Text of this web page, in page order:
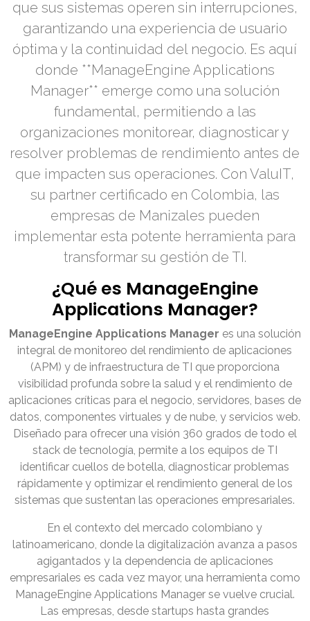
que sus sistemas operen sin interrupciones,
garantizando una experiencia de usuario
óptima y la continuidad del negocio. Es aquí
donde **ManageEngine Applications
Manager** emerge como una solución
fundamental, permitiendo a las
organizaciones monitorear, diagnosticar y
resolver problemas de rendimiento antes de
que impacten sus operaciones. Con ValuIT,
su partner certificado en Colombia, las
empresas de Manizales pueden
implementar esta potente herramienta para
transformar su gestión de TI.
¿Qué es ManageEngine
Applications Manager?
ManageEngine Applications Manager es una solución
integral de monitoreo del rendimiento de aplicaciones
(APM) y de infraestructura de TI que proporciona
visibilidad profunda sobre la salud y el rendimiento de
aplicaciones críticas para el negocio, servidores, bases de
datos, componentes virtuales y de nube, y servicios web.
Diseñado para ofrecer una visión 360 grados de todo el
stack de tecnología, permite a los equipos de TI
identificar cuellos de botella, diagnosticar problemas
rápidamente y optimizar el rendimiento general de los
sistemas que sustentan las operaciones empresariales.
En el contexto del mercado colombiano y
latinoamericano, donde la digitalización avanza a pasos
agigantados y la dependencia de aplicaciones
empresariales es cada vez mayor, una herramienta como
ManageEngine Applications Manager se vuelve crucial.
Las empresas, desde startups hasta grandes